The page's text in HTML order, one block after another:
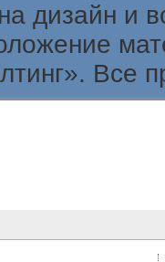
дизайн и
Все